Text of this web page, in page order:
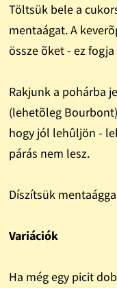
Töltsük bele a
mentaágat. A
össze õket - ez
Rakjunk a pohárba
(lehetõleg
hogy jól lehûljön -
párás nem lesz.
Díszítsük
Variációk
Ha még egy picit